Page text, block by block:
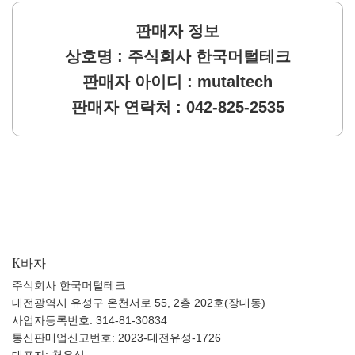
판매자 정보
상호명 : 주식회사 한국머털테크
판매자 아이디 : mutaltech
판매자 연락처 : 042-825-2535
K바자
주식회사 한국머털테크
대전광역시 유성구 온천서로 55, 2층 202호(장대동)
사업자등록번호: 314-81-30834
통신판매업신고번호: 2023-대전유성-1726